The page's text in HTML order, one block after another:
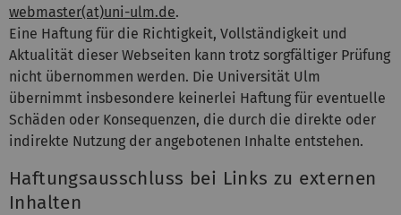
webmaster(at)uni-ulm.de.
Eine Haftung für die Richtigkeit, Vollständigkeit und
Aktualität dieser Webseiten kann trotz sorgfältiger Prüfung
nicht übernommen werden. Die Universität Ulm
übernimmt insbesondere keinerlei Haftung für eventuelle
Schäden oder Konsequenzen, die durch die direkte oder
indirekte Nutzung der angebotenen Inhalte entstehen.
Haftungsausschluss bei Links zu externen
Inhalten